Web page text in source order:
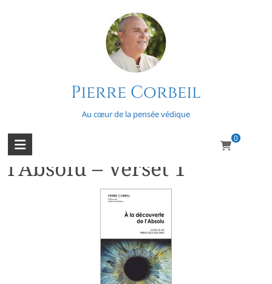
Pierre Corbeil
Au cœur de la pensée védique
0
À la découverte de
l’Absolu – Verset 1